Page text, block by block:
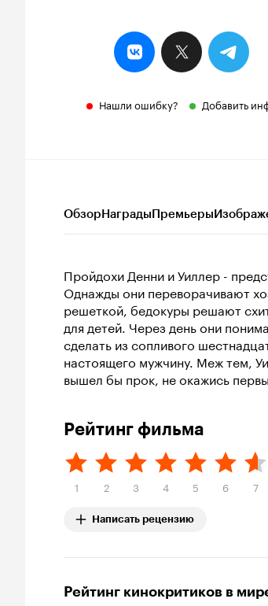
Нашли ошибку? Добавить
ОбзорНаградыПремьеры
Пройдохи Денни и Уиллер -
Однажды они переворачивают
решеткой, бедокуры решают
для детей. Через день они
сделать из сопливого
настоящего мужчину. Меж тем,
вышел бы прок, не окажись
Рейтинг фильма
1 2 3 4 5 6 7
Написать рецензию
Рейтинг кинокритиков в